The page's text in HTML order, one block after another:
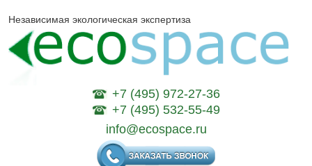
Независимая экологическая экспертиза
+7 (495) 972-27-36
+7 (495) 532-55-49
info@ecospace.ru